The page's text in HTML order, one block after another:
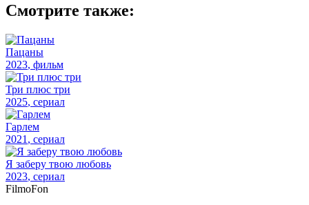
Смотрите также:
Пацаны
2023, фильм
Три плюс три
2025, сериал
Гарлем
2021 , сериал
Я заберу твою любовь
2023, сериал
FilmoFon